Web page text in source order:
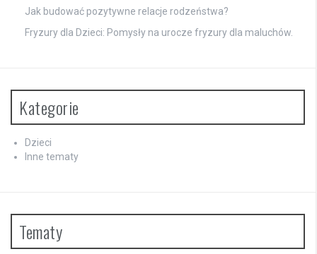
Jak budować pozytywne relacje rodzeństwa?
Fryzury dla Dzieci: Pomysły na urocze fryzury dla maluchów.
Kategorie
Dzieci
Inne tematy
Tematy